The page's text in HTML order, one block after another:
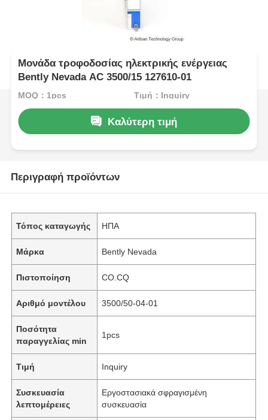
Μονάδα τροφοδοσίας ηλεκτρικής ενέργειας
Bently Nevada AC 3500/15 127610-01
MOQ：1pcs Τιμή：Inquiry
Καλύτερη τιμή
Περιγραφή προϊόντων
Τόπος καταγωγής ΗΠΑ
Μάρκα Bently Nevada
Πιστοποίηση CO.CQ
Αριθμό μοντέλου 3500/50-04-01
Ποσότητα
παραγγελίας min
1pcs
Τιμή Inquiry
Συσκευασία
λεπτομέρειες
Εργοστασιακά σφραγισμένη
συσκευασία